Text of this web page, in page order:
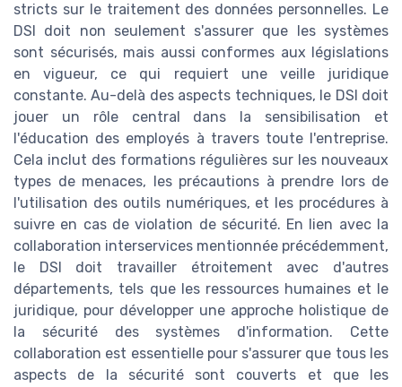
stricts sur le traitement des données personnelles. Le
DSI doit non seulement s'assurer que les systèmes
sont sécurisés, mais aussi conformes aux législations
en vigueur, ce qui requiert une veille juridique
constante. Au-delà des aspects techniques, le DSI doit
jouer un rôle central dans la sensibilisation et
l'éducation des employés à travers toute l'entreprise.
Cela inclut des formations régulières sur les nouveaux
types de menaces, les précautions à prendre lors de
l'utilisation des outils numériques, et les procédures à
suivre en cas de violation de sécurité. En lien avec la
collaboration interservices mentionnée précédemment,
le DSI doit travailler étroitement avec d'autres
départements, tels que les ressources humaines et le
juridique, pour développer une approche holistique de
la sécurité des systèmes d'information. Cette
collaboration est essentielle pour s'assurer que tous les
aspects de la sécurité sont couverts et que les